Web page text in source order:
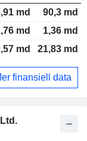
md
90,3 md
md
1,36 md
md 21,83 md
finansiell data